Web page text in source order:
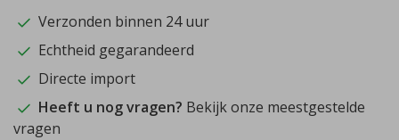
Verzonden binnen 24 uur
Echtheid gegarandeerd
Directe import
Heeft u nog vragen? Bekijk onze meestgestelde
vragen